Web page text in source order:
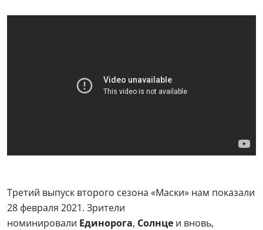
Третий выпуск второго сезона «Маски» нам показали
28 февраля 2021. Зрители
номинировали Единорога, Солнце и вновь,